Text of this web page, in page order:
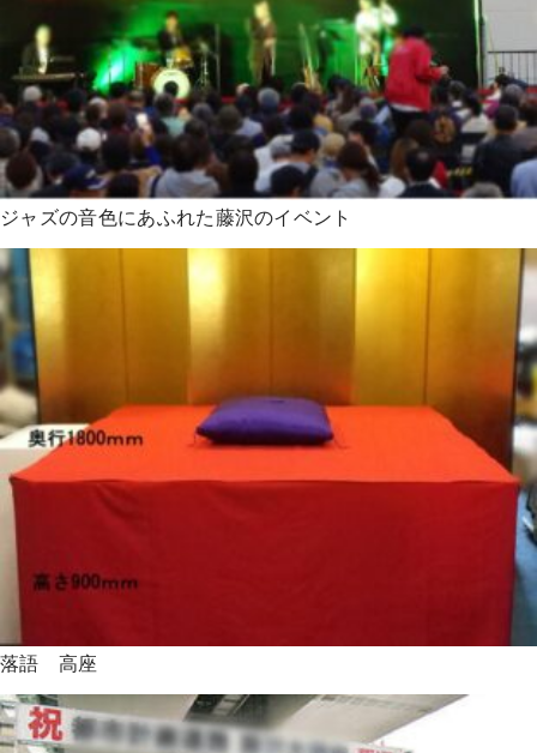
ジャズの音色にあふれた藤沢のイベント
落語 高座